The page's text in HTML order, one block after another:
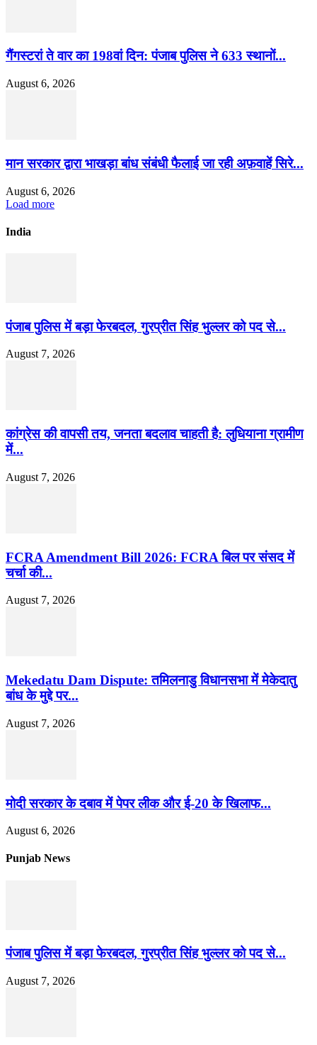
गैंगस्टरां ते वार का 198वां दिन: पंजाब पुलिस ने 633 स्थानों...
August 6, 2026
मान सरकार द्वारा भाखड़ा बांध संबंधी फैलाई जा रही अफ़वाहें सिरे...
August 6, 2026
Load more
India
पंजाब पुलिस में बड़ा फेरबदल, गुरप्रीत सिंह भुल्लर को पद से...
August 7, 2026
कांग्रेस की वापसी तय, जनता बदलाव चाहती है: लुधियाना ग्रामीण
में...
August 7, 2026
FCRA Amendment Bill 2026: FCRA बिल पर संसद में
चर्चा की...
August 7, 2026
Mekedatu Dam Dispute: तमिलनाडु विधानसभा में मेकेदातु
बांध के मुद्दे पर...
August 7, 2026
मोदी सरकार के दबाव में पेपर लीक और ई-20 के खिलाफ...
August 6, 2026
Punjab News
पंजाब पुलिस में बड़ा फेरबदल, गुरप्रीत सिंह भुल्लर को पद से...
August 7, 2026